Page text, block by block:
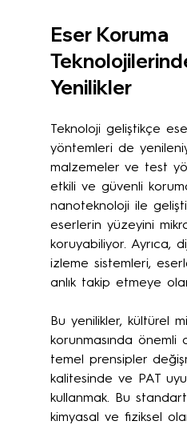
Eser Koruma
Yenilikler
Teknoloji geliştikçe
yöntemleri de
malzemeler ve test
etkili ve güvenli
nanoteknoloji ile
eserlerin yüzeyini
koruyabiliyor. Ayrıca,
izleme sistemleri,
anlık takip etmeye
Bu yenilikler, kültürel
korunmasında önemli
temel prensipler
kalitesinde ve PAT
kullanmak. Bu
kimyasal ve fiziksel